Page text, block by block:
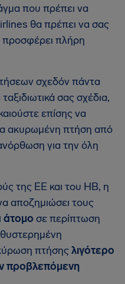
που πρέπει να
θα πρέπει να σας
προσφέρει πλήρη
σχεδόν πάντα
σας σχέδια,
επίσης να
ακυρωμένη πτήση από
για την όλη
της ΕΕ και του ΗΒ, η
αποζημιώσει τους
άτομο σε περίπτωση
πτήσηςλιγότερο
προβλεπόμενη